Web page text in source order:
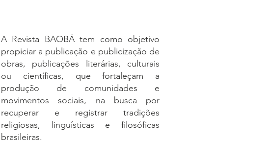
A Revista BAOBÁ tem como objetivo
propiciar a publicação e publicização de
obras, publicações literárias, culturais
ou científicas, que fortaleçam a
produção de comunidades e
movimentos sociais, na busca por
recuperar e registrar tradições
religiosas, linguísticas e filosóficas
brasileiras.